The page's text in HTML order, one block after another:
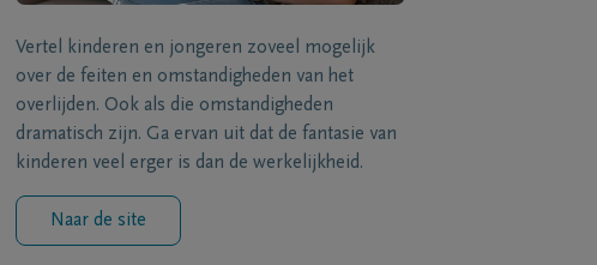
Vertel kinderen en jongeren zoveel mogelijk
over de feiten en omstandigheden van het
overlijden. Ook als die omstandigheden
dramatisch zijn. Ga ervan uit dat de fantasie van
kinderen veel erger is dan de werkelijkheid.
Naar de site